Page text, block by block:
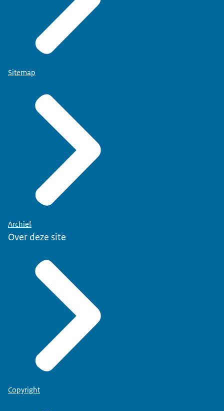
Sitemap
Archief
Over deze site
Copyright